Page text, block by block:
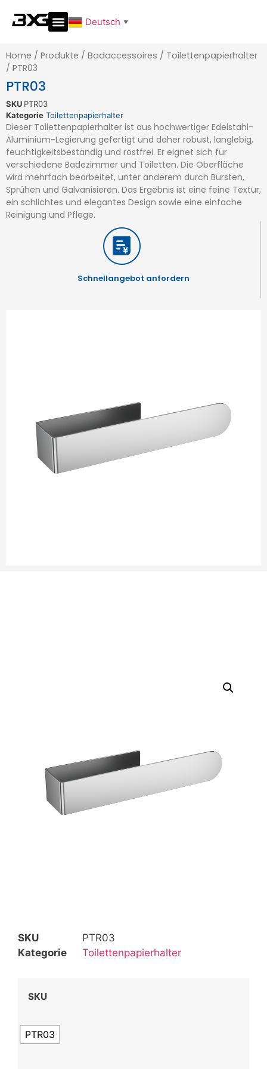
Deutsch ▼
Home / Produkte / Badaccessoires / Toilettenpapierhalter
/ PTR03
PTR03
SKU PTR03
Kategorie Toilettenpapierhalter
Dieser Toilettenpapierhalter ist aus hochwertiger Edelstahl-
Aluminium-Legierung gefertigt und daher robust, langlebig,
feuchtigkeitsbeständig und rostfrei. Er eignet sich für
verschiedene Badezimmer und Toiletten. Die Oberfläche
wird mehrfach bearbeitet, unter anderem durch Bürsten,
Sprühen und Galvanisieren. Das Ergebnis ist eine feine Textur,
ein schlichtes und elegantes Design sowie eine einfache
Reinigung und Pflege.
Schnellangebot anfordern
SKU
PTR03
Kategorie
Toilettenpapierhalter
SKU
PTR03